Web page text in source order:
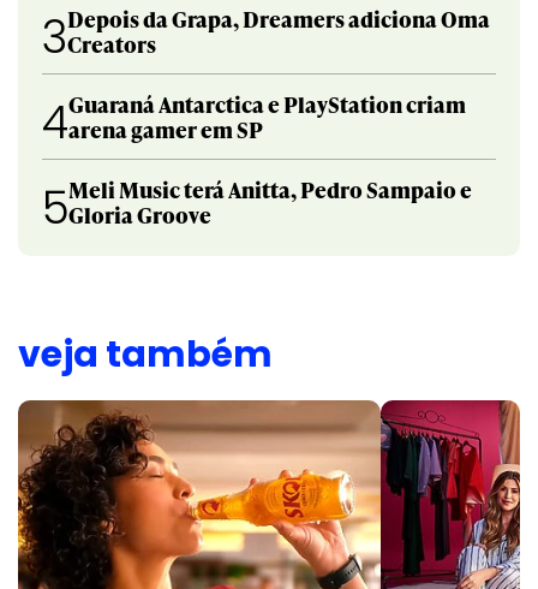
3Depois da Grapa, Dreamers adiciona Oma
Creators
4Guaraná Antarctica e PlayStation criam
arena gamer em SP
5Meli Music terá Anitta, Pedro Sampaio e
Gloria Groove
veja também